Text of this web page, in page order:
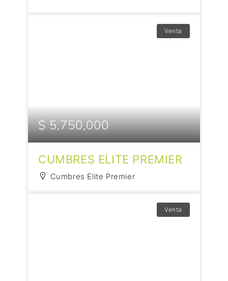
Venta
$ 5,750,000
CUMBRES ELITE PREMIER
Cumbres Elite Premier
Venta